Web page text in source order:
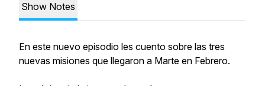
Show Notes
En este nuevo episodio les cuento sobre las tres
nuevas misiones que llegaron a Marte en Febrero.